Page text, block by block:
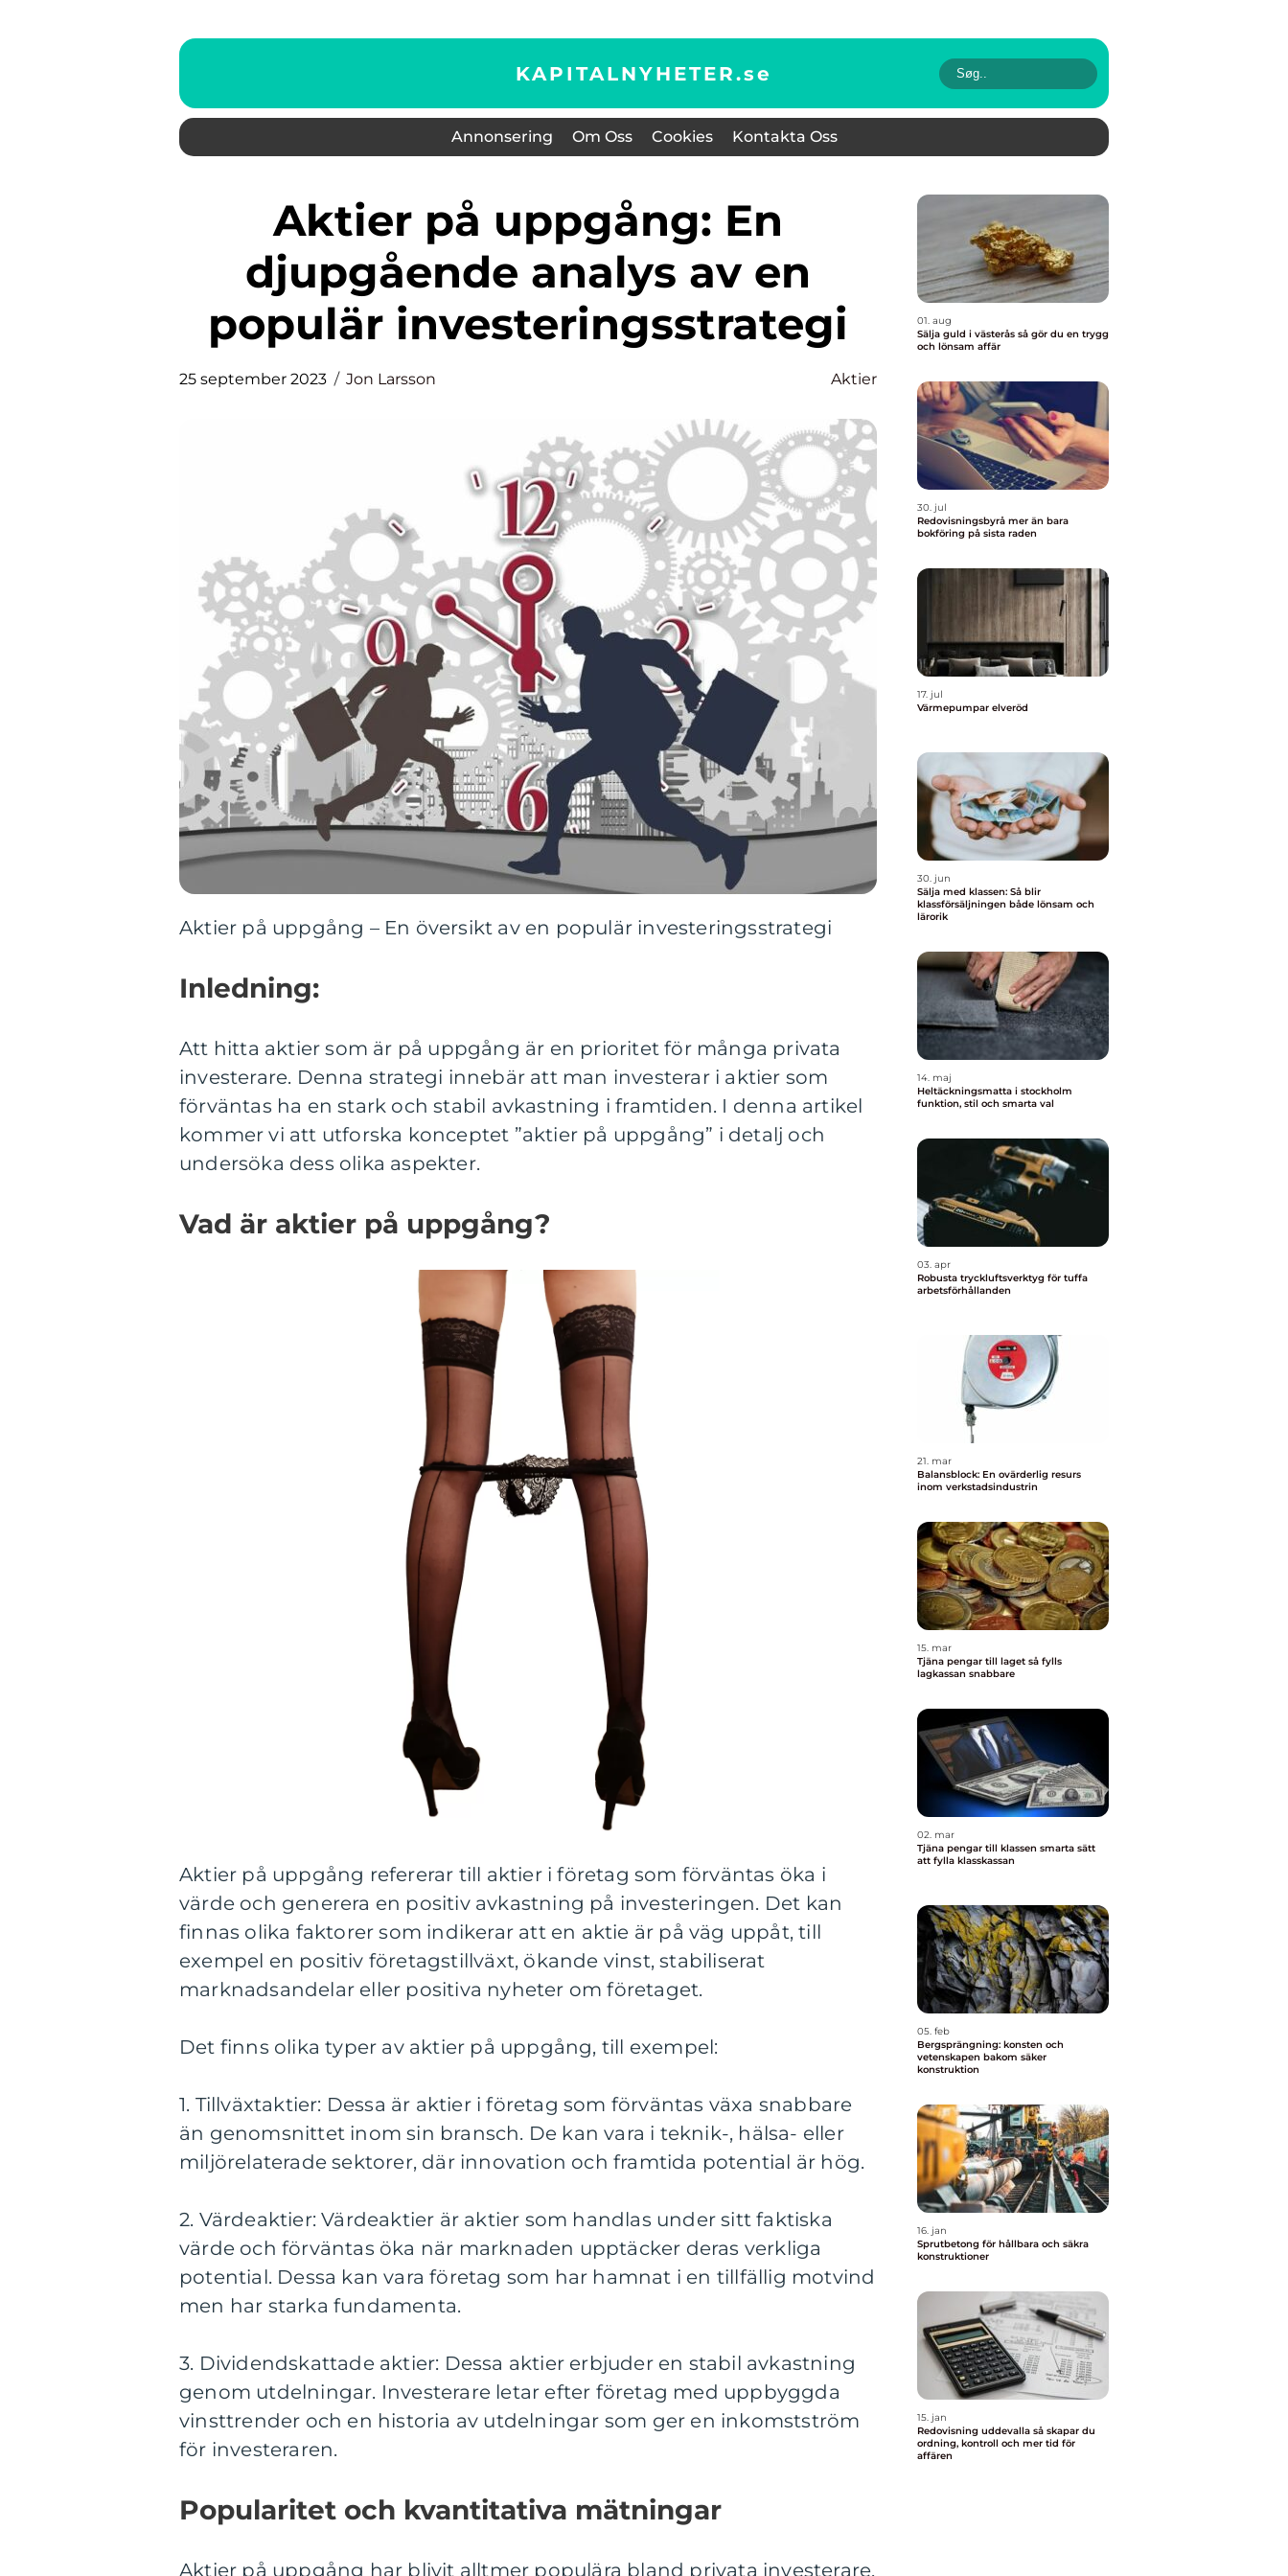
KAPITALNYHETER.se
Annonsering Om Oss Cookies Kontakta Oss
Aktier på uppgång: En
djupgående analys av en
populär investeringsstrategi
25 september 2023 Jon Larsson Aktier
Aktier på uppgång – En översikt av en populär investeringsstrategi
Inledning:
Att hitta aktier som är på uppgång är en prioritet för många privata
investerare. Denna strategi innebär att man investerar i aktier som
förväntas ha en stark och stabil avkastning i framtiden. I denna artikel
kommer vi att utforska konceptet ”aktier på uppgång” i detalj och
undersöka dess olika aspekter.
Vad är aktier på uppgång?
Aktier på uppgång refererar till aktier i företag som förväntas öka i
värde och generera en positiv avkastning på investeringen. Det kan
finnas olika faktorer som indikerar att en aktie är på väg uppåt, till
exempel en positiv företagstillväxt, ökande vinst, stabiliserat
marknadsandelar eller positiva nyheter om företaget.
Det finns olika typer av aktier på uppgång, till exempel:
1. Tillväxtaktier: Dessa är aktier i företag som förväntas växa snabbare
än genomsnittet inom sin bransch. De kan vara i teknik-, hälsa- eller
miljörelaterade sektorer, där innovation och framtida potential är hög.
2. Värdeaktier: Värdeaktier är aktier som handlas under sitt faktiska
värde och förväntas öka när marknaden upptäcker deras verkliga
potential. Dessa kan vara företag som har hamnat i en tillfällig motvind
men har starka fundamenta.
3. Dividendskattade aktier: Dessa aktier erbjuder en stabil avkastning
genom utdelningar. Investerare letar efter företag med uppbyggda
vinsttrender och en historia av utdelningar som ger en inkomstström
för investeraren.
Popularitet och kvantitativa mätningar
Aktier på uppgång har blivit alltmer populära bland privata investerare.
01. aug
Sälja guld i västerås så gör du en trygg
och lönsam affär
30. jul
Redovisningsbyrå mer än bara
bokföring på sista raden
17. jul
Värmepumpar elveröd
30. jun
Sälja med klassen: Så blir
klassförsäljningen både lönsam och
lärorik
14. maj
Heltäckningsmatta i stockholm
funktion, stil och smarta val
03. apr
Robusta tryckluftsverktyg för tuffa
arbetsförhållanden
21. mar
Balansblock: En ovärderlig resurs
inom verkstadsindustrin
15. mar
Tjäna pengar till laget så fylls
lagkassan snabbare
02. mar
Tjäna pengar till klassen smarta sätt
att fylla klasskassan
05. feb
Bergsprängning: konsten och
vetenskapen bakom säker
konstruktion
16. jan
Sprutbetong för hållbara och säkra
konstruktioner
15. jan
Redovisning uddevalla så skapar du
ordning, kontroll och mer tid för
affären